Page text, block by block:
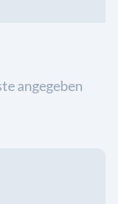
angegeben